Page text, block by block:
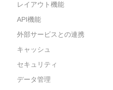
レイアウト機能
API機能
外部サービスとの連携
キャッシュ
セキュリティ
データ管理